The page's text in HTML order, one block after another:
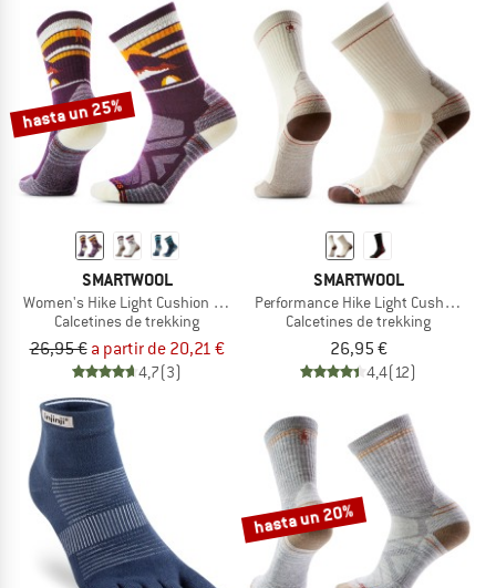
hasta un 25%
SMARTWOOL
Women's Hike Light Cushion New Pattern Crew Socks
Calcetines de trekking
26,95 € a partir de 20,21 €
4,7(3)
SMARTWOOL
Performance Hike Light Cushion
Calcetines de trekking
26,95 €
4,4(12)
hasta un 20%